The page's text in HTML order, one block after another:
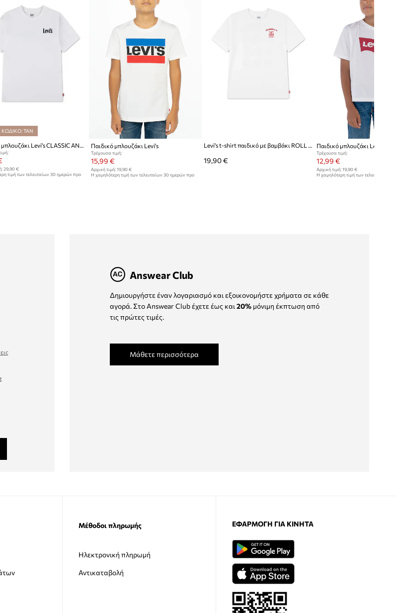
TAN
29,90 €
τιμή των τελευταίων 30 ημερών προ
Παιδικό μπλουζάκι Levi's
Τρέχουσα τιμή:
15,99 €
Αρχική τιμή: 19,90 €
Η χαμηλότερη τιμή των τελευταίων 30 ημερών προ
19,90 €
Παιδικό μπλουζάκι Levi's
Τρέχουσα τιμή:
12,99 €
Αρχική τιμή: 19,90 €
Η χαμηλότερη τιμή των τελευταίων
Answear Club
Δημιουργήστε έναν λογαριασμό και εξοικονομήστε χρήματα σε κάθε
αγορά. Στο Answear Club έχετε έως και 20%μόνιμη έκπτωση από
τις πρώτες τιμές.
Μάθετε περισσότερα
Μέθοδοι πληρωμής
Ηλεκτρονική πληρωμή
Αντικαταβολή
ΕΦΑΡΜΟΓΉ ΓΙΑ ΚΙΝΗΤΆ